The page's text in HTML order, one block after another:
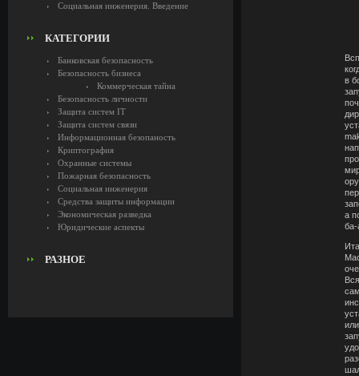
Социальная инженерия. Введение
КАТЕГОРИИ
Банковская безопасность
Безопасность бизнеса
Коммерческая тайна
Безопасность личности
Защита систем IT
Защита систем связи
Информационная безопаность
Криптография
Охранные системы
Пожарная безопасность
Социальная инженерия
Средства защиты информации
Экономическая разведка
Юридические аспекты
РАЗНОЕ
в
а